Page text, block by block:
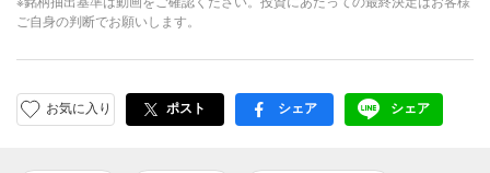
ご自身の判断でお願いします。
お気に入り ポスト facebook
シェア LINE
シェア